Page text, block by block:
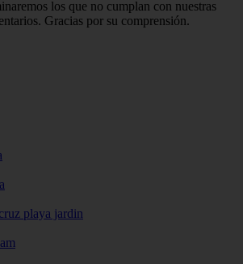
los que no cumplan con nuestras
Gracias por su comprensión.
playa jardin